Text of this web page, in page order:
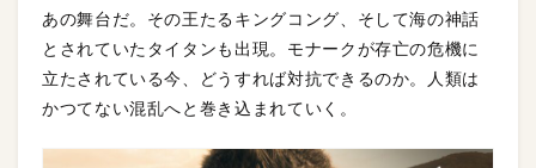
あの舞台だ。その王たるキングコング、そして海の神話
とされていたタイタンも出現。モナークが存亡の危機に
立たされている今、どうすれば対抗できるのか。人類は
かつてない混乱へと巻き込まれていく。